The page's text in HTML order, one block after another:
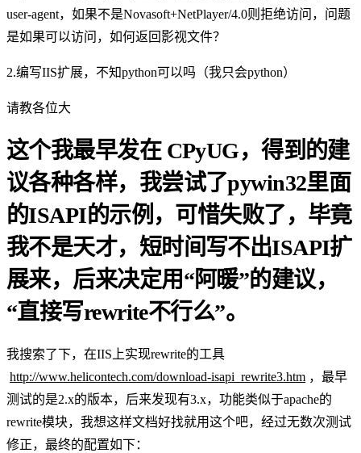
user-agent，如果不是Novasoft+NetPlayer/4.0则拒绝访问，问题
是如果可以访问，如何返回影视文件？
2.编写IIS扩展，不知python可以吗（我只会python）
请教各位大
这个我最早发在 CPyUG，得到的建
议各种各样，我尝试了pywin32里面
的ISAPI的示例，可惜失败了，毕竟
我不是天才，短时间写不出ISAPI扩
展来，后来决定用“阿暖”的建议，
“直接写rewrite不行么”。
我搜索了下，在IIS上实现rewrite的工具
http://www.helicontech.com/download-isapi_rewrite3.htm ，最早
测试的是2.x的版本，后来发现有3.x，功能类似于apache的
rewrite模块，我想这样文档好找就用这个吧，经过无数次测试
修正，最终的配置如下：